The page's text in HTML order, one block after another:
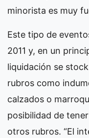
minorista es muy
Este tipo de
2011 y, en un
liquidación se
rubros como
calzados o
posibilidad de
otros rubros. “El